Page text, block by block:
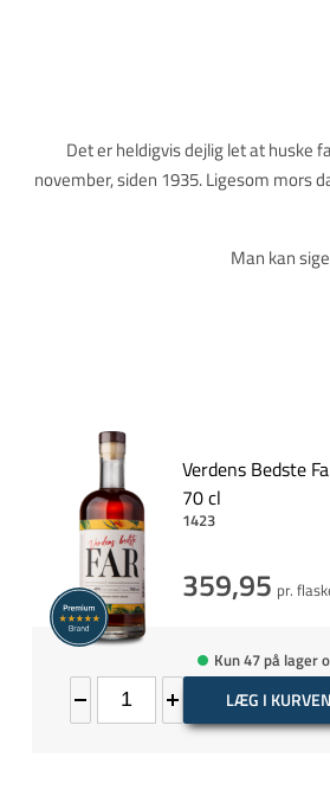
Det er heldigvis dejlig let at huske
november, siden 1935. Ligesom mors
Man kan
Verdens Bedste
70 cl
1423
359,95 pr.
Kun 47 på lager
LÆG I